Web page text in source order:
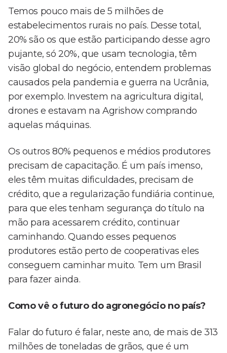
Temos pouco mais de 5 milhões de
estabelecimentos rurais no país. Desse total,
20% são os que estão participando desse agro
pujante, só 20%, que usam tecnologia, têm
visão global do negócio, entendem problemas
causados pela pandemia e guerra na Ucrânia,
por exemplo. Investem na agricultura digital,
drones e estavam na Agrishow comprando
aquelas máquinas.
Os outros 80% pequenos e médios produtores
precisam de capacitação. É um país imenso,
eles têm muitas dificuldades, precisam de
crédito, que a regularização fundiária continue,
para que eles tenham segurança do título na
mão para acessarem crédito, continuar
caminhando. Quando esses pequenos
produtores estão perto de cooperativas eles
conseguem caminhar muito. Tem um Brasil
para fazer ainda.
Como vê o futuro do agronegócio no país?
Falar do futuro é falar, neste ano, de mais de 313
milhões de toneladas de grãos, que é um